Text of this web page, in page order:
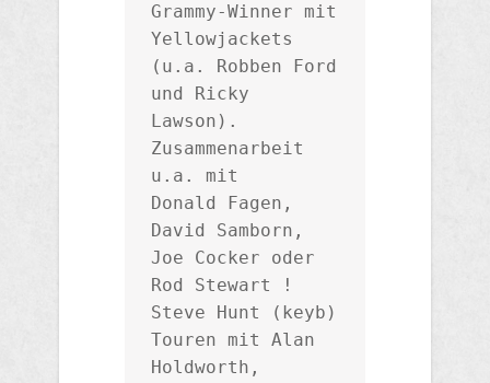
Grammy-Winner mit
Yellowjackets
(u.a. Robben Ford
und Ricky
Lawson).
Zusammenarbeit
u.a. mit
Donald Fagen,
David Samborn,
Joe Cocker oder
Rod Stewart !
Steve Hunt (keyb)
Touren mit Alan
Holdworth,